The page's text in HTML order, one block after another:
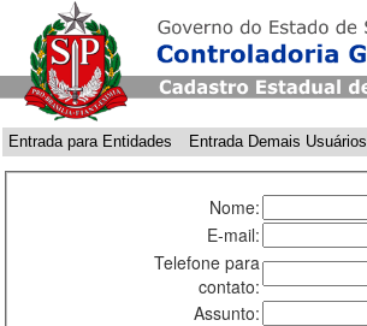
Entrada para Entidades Entrada Demais Usuários
Nome:
E-mail:
Telefone para
contato:
Assunto: